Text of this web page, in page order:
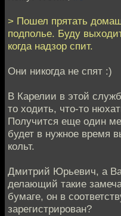
> Пошел прятать
подполье. Буду
когда надзор спит.
Они никогда не спят :)
В Карелии в этой
то ходить, что-то
Получится еще один
будет в нужное время
кольт.
Дмитрий Юрьевич, а
делающий такие
бумаге, он в
зарегистрирован?